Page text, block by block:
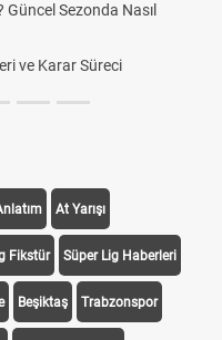
Güncel Sezonda Nasıl
ve Karar Süreci
At Yarışı
Fikstür Süper Lig Haberleri
Beşiktaş Trabzonspor